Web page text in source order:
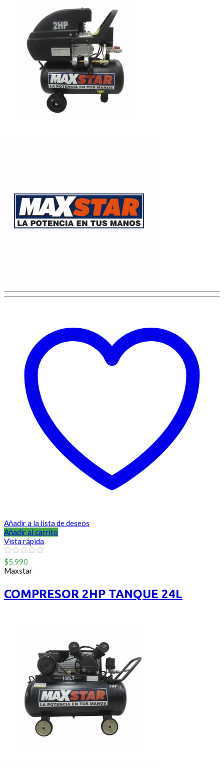
Añadir a la lista de deseos
Añadir al carrito
Vista rápida
0
out
of
$5.990
Maxstar
COMPRESOR 2HP TANQUE 24L